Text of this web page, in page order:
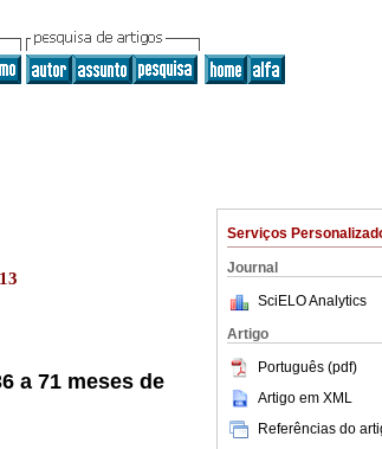
Serviços
Journal
SciELO Analytics
Artigo
Português (pdf)
Artigo em XML
Referências do
a 71 meses de